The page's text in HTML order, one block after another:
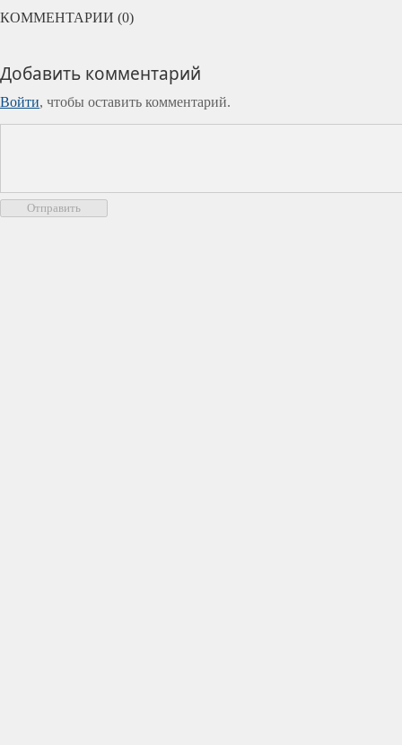
КОММЕНТАРИИ (0)
Добавить комментарий
Войти, чтобы оставить комментарий.